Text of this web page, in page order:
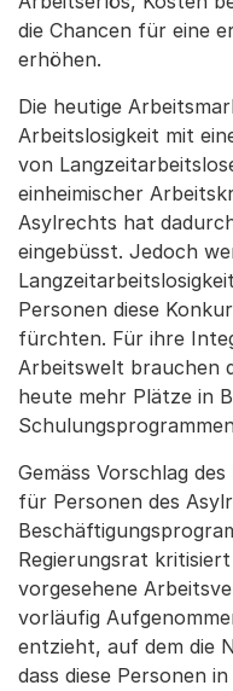
die Chancen für eine
erhöhen.
Die heutige
Arbeitslosigkeit mit
von
einheimischer
Asylrechts hat
eingebüsst. Jedoch
Personen diese
fürchten. Für ihre
Arbeitswelt brauchen
heute mehr Plätze in
Gemäss Vorschlag
für Personen des
Regierungsrat
vorgesehene
vorläufig
entzieht, auf dem die
dass diese Personen